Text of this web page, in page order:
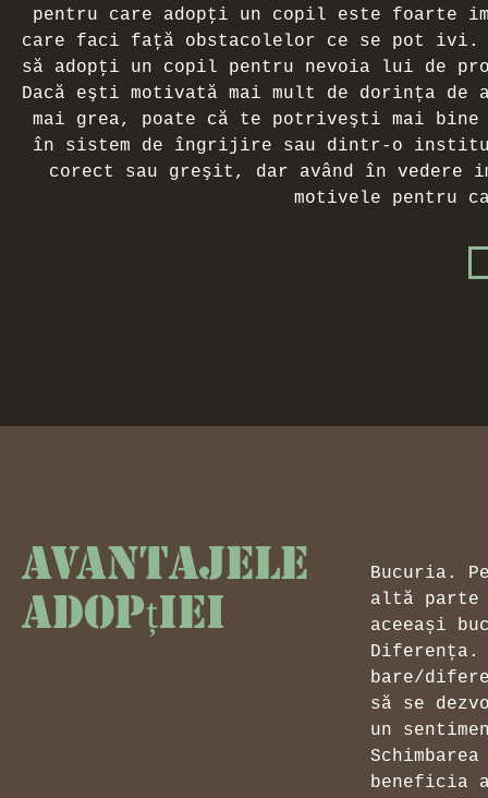
pentru care adopţi un copil este foarte
care faci faţă obstacolelor ce se pot ivi.
să adopţi un copil pentru nevoia lui de
Dacă eşti motivată mai mult de dorința
mai grea, poate că te potriveşti mai
în sistem de îngrijire sau dintr-o
corect sau greşit, dar având în
motivele pentru
Avantajele
adopției
Bucuria.
altă
aceeași
Diferența.
bare/
să se
un
beneficia